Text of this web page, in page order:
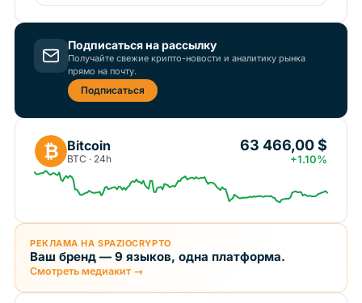
Подписаться на рассылку
Получайте свежие крипто-новости и аналитику рынка
прямо на почту.
Подписаться
₿ Bitcoin
BTC · 24h
63 466,00 $
+1.10%
РЕКЛАМА НА SPAZIOCRYPTO
Ваш бренд — 9 языков, одна платформа.
Смотреть медиакит →